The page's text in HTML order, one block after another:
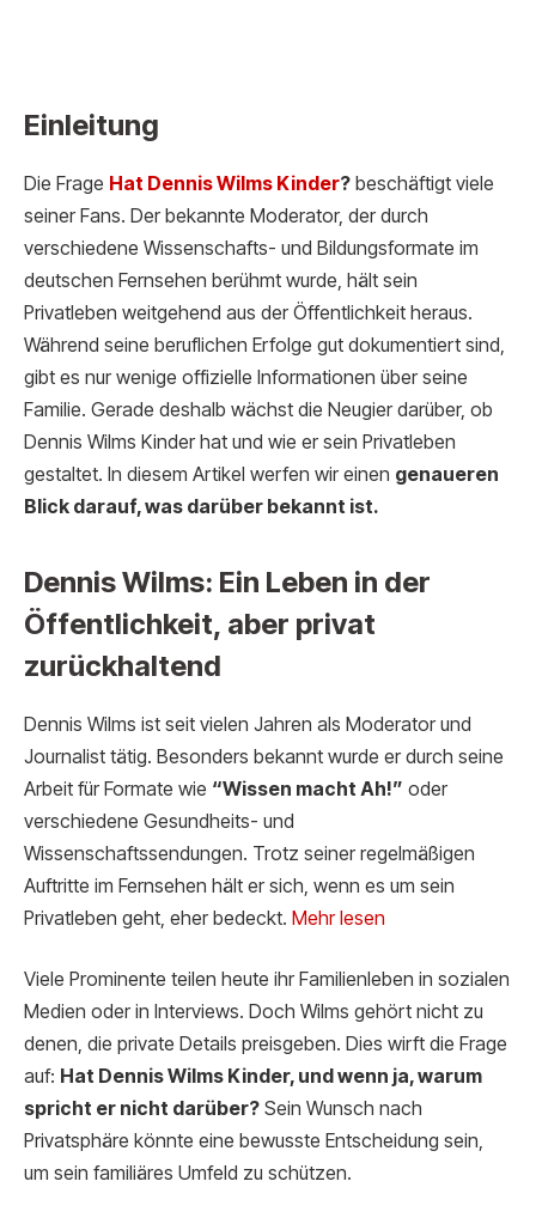
Einleitung
Die Frage Hat Dennis Wilms Kinder? beschäftigt viele
seiner Fans. Der bekannte Moderator, der durch
verschiedene Wissenschafts- und Bildungsformate im
deutschen Fernsehen berühmt wurde, hält sein
Privatleben weitgehend aus der Öffentlichkeit heraus.
Während seine beruflichen Erfolge gut dokumentiert sind,
gibt es nur wenige offizielle Informationen über seine
Familie. Gerade deshalb wächst die Neugier darüber, ob
Dennis Wilms Kinder hat und wie er sein Privatleben
gestaltet. In diesem Artikel werfen wir einen genaueren
Blick darauf, was darüber bekannt ist.
Dennis Wilms: Ein Leben in der
Öffentlichkeit, aber privat
zurückhaltend
Dennis Wilms ist seit vielen Jahren als Moderator und
Journalist tätig. Besonders bekannt wurde er durch seine
Arbeit für Formate wie “Wissen macht Ah!” oder
verschiedene Gesundheits- und
Wissenschaftssendungen. Trotz seiner regelmäßigen
Auftritte im Fernsehen hält er sich, wenn es um sein
Privatleben geht, eher bedeckt. Mehr lesen
Viele Prominente teilen heute ihr Familienleben in sozialen
Medien oder in Interviews. Doch Wilms gehört nicht zu
denen, die private Details preisgeben. Dies wirft die Frage
auf: Hat Dennis Wilms Kinder, und wenn ja, warum
spricht er nicht darüber? Sein Wunsch nach
Privatsphäre könnte eine bewusste Entscheidung sein,
um sein familiäres Umfeld zu schützen.